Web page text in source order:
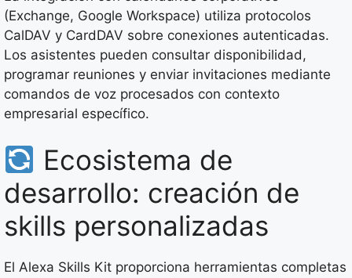
(Exchange, Google Workspace) utiliza protocolos
CalDAV y CardDAV sobre conexiones autenticadas.
Los asistentes pueden consultar disponibilidad,
programar reuniones y enviar invitaciones mediante
comandos de voz procesados con contexto
empresarial específico.
Ecosistema de
desarrollo: creación de
skills personalizadas
El Alexa Skills Kit proporciona herramientas completas